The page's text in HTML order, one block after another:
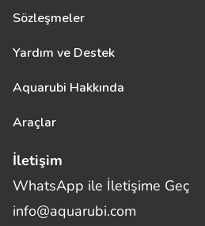
Sözleşmeler
Yardım ve Destek
Aquarubi Hakkında
Araçlar
İletişim
WhatsApp ile İletişime Geç
info@aquarubi.com
Merhaba! Size nasıl yardımcı
olabilirim?